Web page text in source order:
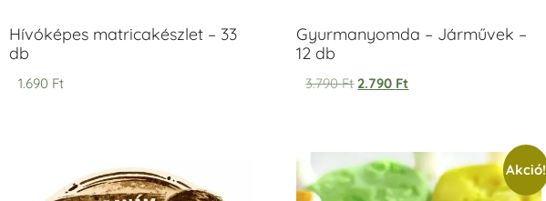
Hívóképes matricakészlet – 33
db
1.690 Ft
Gyurmanyomda – Járművek –
12 db
3.790Ft 2.790 Ft
Akció!